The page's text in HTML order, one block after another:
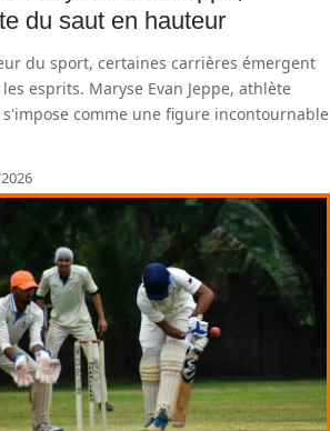
du saut en hauteur
du sport, certaines carrières émergent
esprits. Maryse Evan Jeppe, athlète
comme une figure incontournable